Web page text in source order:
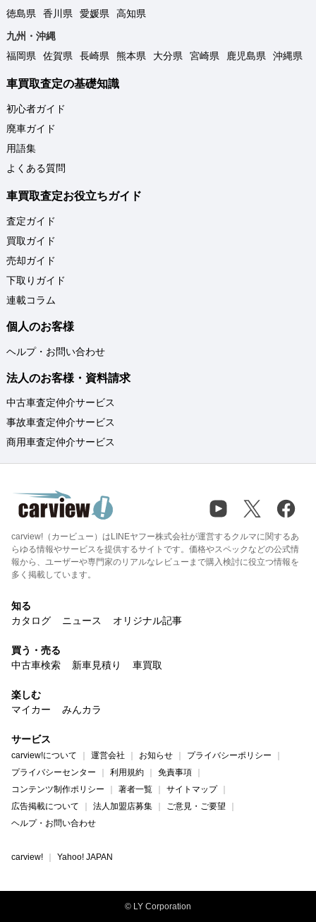
徳島県
香川県 愛媛県
高知県
九州・沖縄
福岡県
佐賀県 長崎県 熊本県 大分県 宮崎県 鹿児島県 沖縄県
車買取査定の基礎知識
初心者ガイド
廃車ガイド
用語集
よくある質問
車買取査定お役立ちガイド
査定ガイド
買取ガイド
売却ガイド
下取りガイド
連載コラム
個人のお客様
ヘルプ・お問い合わせ
法人のお客様・資料請求
中古車査定仲介サービス
事故車査定仲介サービス
商用車査定仲介サービス
carview!（カービュー）はLINEヤフー株式会社が運営するクルマに関するあ
らゆる情報やサービスを提供するサイトです。価格やスペックなどの公式情
報から、ユーザーや専門家のリアルなレビューまで購入検討に役立つ情報を
多く掲載しています。
知る
カタログ
ニュース オリジナル記事
買う・売る
中古車検索
新車見積り 車買取
楽しむ
マイカー
みんカラ
サービス
carview!について 運営会社 お知らせ
プライバシーポリシー
プライバシーセンター
利用規約
免責事項
コンテンツ制作ポリシー
著者一覧
サイトマップ
広告掲載について
法人加盟店募集
ご意見・ご要望
ヘルプ・お問い合わせ
carview! Yahoo! JAPAN
© LY Corporation